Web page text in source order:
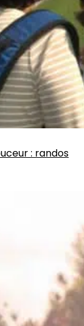
: randos